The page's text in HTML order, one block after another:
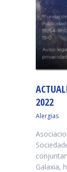
2022
Alergias
Galaxia,